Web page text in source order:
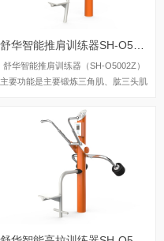
舒华智能推肩训练器（SH-O5002Z）
主要功能是主要锻炼三角肌、肱三头肌